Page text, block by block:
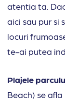
atentia ta.
aici sau pur si
locuri
te-ai putea
Plajele
Beach) se